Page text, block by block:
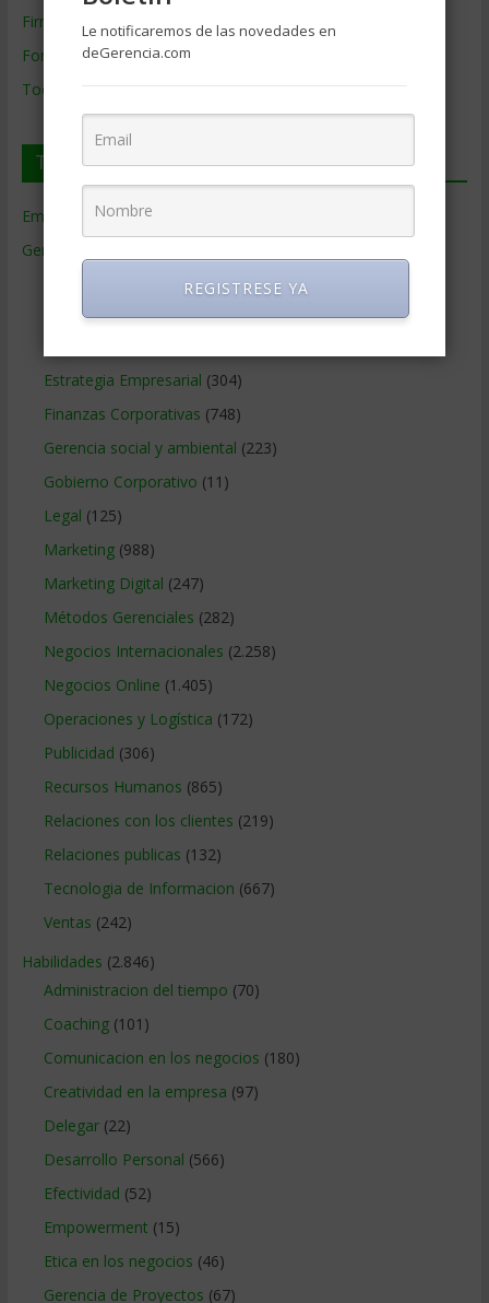
Firmas de Gerencia
Formación de Gerencia
Todos los Temas
Temas de Gerencia
Empresas de Gerencia
Gerencia
Ciencias Económicas (80)
Contabilidad(466)
Estrategia Empresarial (304)
Finanzas Corporativas (748)
Gerencia social y ambiental (223)
Gobierno Corporativo (11)
Legal (125)
Marketing(988)
Marketing Digital (247)
Métodos Gerenciales (282)
Negocios Internacionales (2.258)
Negocios Online (1.405)
Operaciones y Logística (172)
Publicidad (306)
Recursos Humanos (865)
Relaciones con los clientes (219)
Relaciones publicas (132)
Tecnologia de Informacion (667)
Ventas (242)
Habilidades (2.846)
Administracion del tiempo (70)
Coaching(101)
Comunicacion en los negocios (180)
Creatividad en la empresa (97)
Delegar(22)
Desarrollo Personal (566)
Efectividad (52)
Empowerment (15)
Etica en los negocios (46)
Gerencia de Proyectos (67)
Le notificaremos de las novedades en
deGerencia.com
REGISTRESE YA